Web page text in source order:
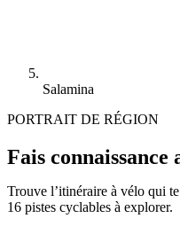
Salamina
PORTRAIT DE RÉGION
Fais connaissance
Trouve l’itinéraire à vélo qui
16 pistes cyclables à explorer.